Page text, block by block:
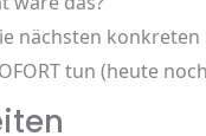
nächsten konkreten
tun (heute